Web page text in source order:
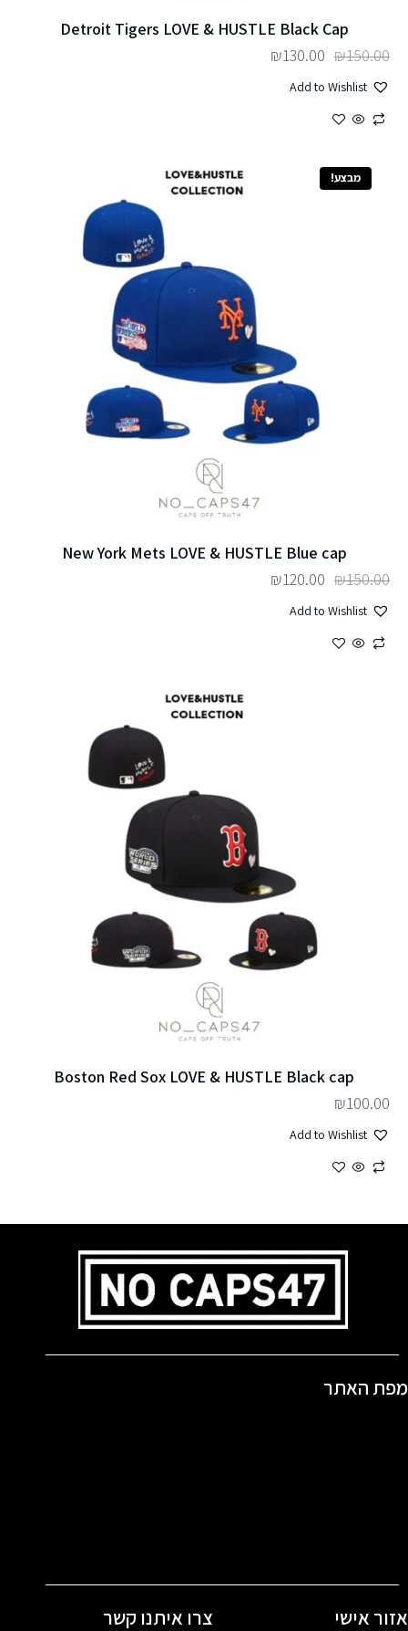
Detroit Tigers LOVE & HUSTLE Black Cap
₪150.00
₪130.00
Add to Wishlist
מבצע!
New York Mets LOVE & HUSTLE Blue cap
₪150.00
₪120.00
Add to Wishlist
Boston Red Sox LOVE & HUSTLE Black cap
₪100.00
Add to Wishlist
האתר
אישי צרו איתנו קשר